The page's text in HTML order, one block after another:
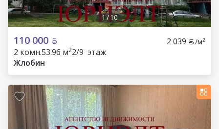
1/10
110 000 2 039 /м2
2 комн.53.96 м22/9 этаж
Жлобин